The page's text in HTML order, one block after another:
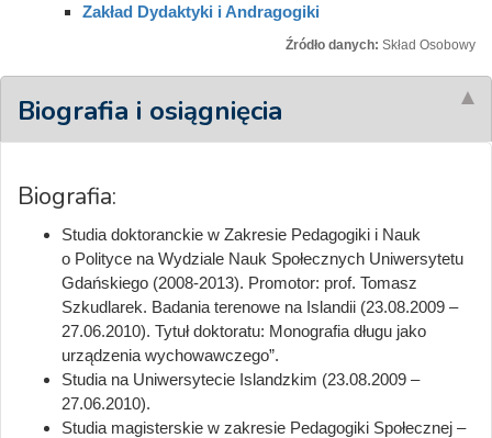
Zakład Dydaktyki i Andragogiki
Źródło danych: Skład Osobowy
Biografia i osiągnięcia
Biografia:
Studia doktoranckie w Zakresie Pedagogiki i Nauk
o Polityce na Wydziale Nauk Społecznych Uniwersytetu
Gdańskiego (2008-2013). Promotor: prof. Tomasz
Szkudlarek. Badania terenowe na Islandii (23.08.2009 –
27.06.2010). Tytuł doktoratu: Monografia długu jako
urządzenia wychowawczego”.
Studia na Uniwersytecie Islandzkim (23.08.2009 –
27.06.2010).
Studia magisterskie w zakresie Pedagogiki Społecznej –